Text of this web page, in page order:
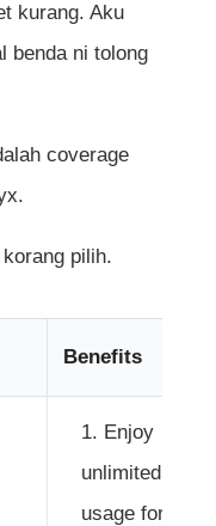
kurang. Aku
benda ni tolong
coverage
pilih.
Benefits
Enjoy
unlimited data
usage for